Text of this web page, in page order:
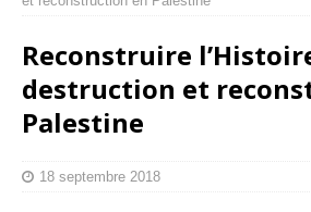
Reconstruire
destruction et
Palestine
18 septembre 2018